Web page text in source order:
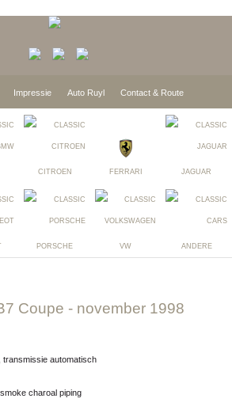
Impressie Auto Ruyl Contact & Route
CITROEN FERRARI JAGUAR
PORSCHE VW ANDERE
Coupe - november 1998
transmissie automatisch
smoke charoal piping